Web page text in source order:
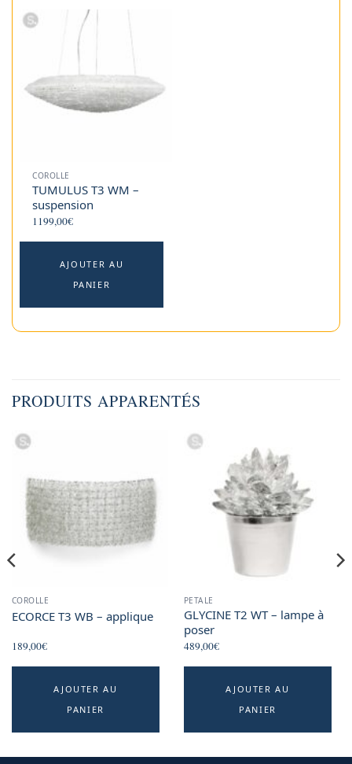
COROLLE
TUMULUS T3 WM –
suspension
1199,00€
AJOUTER AU
PANIER
PRODUITS APPARENTÉS
COROLLE
ECORCE T3 WB – applique
189,00€
AJOUTER AU
PANIER
PETALE
GLYCINE T2 WT – lampe à
poser
489,00€
AJOUTER AU
PANIER